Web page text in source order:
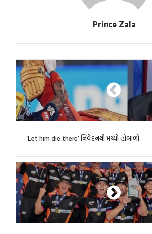
Prince Zala
‘Let him die there’ નિવેદનથી મચ્યો હોબાળો